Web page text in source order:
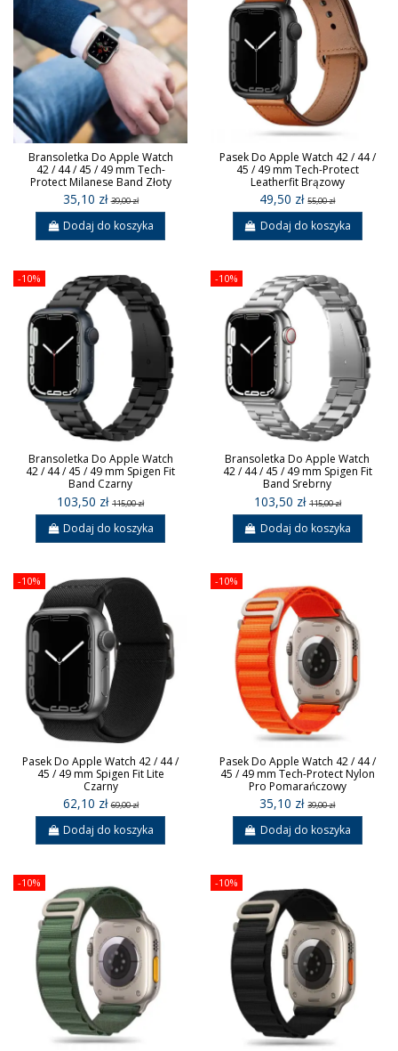
Bransoletka Do Apple Watch
42 / 44 / 45 / 49 mm Tech-
Protect Milanese Band Złoty
35,10 zł39,00 zł
Dodaj do koszyka
Pasek Do Apple Watch 42 / 44 /
45 / 49 mm Tech-Protect
Leatherfit Brązowy
49,50 zł55,00 zł
Dodaj do koszyka
-10%
Bransoletka Do Apple Watch
42 / 44 / 45 / 49 mm Spigen Fit
Band Czarny
103,50 zł115,00 zł
Dodaj do koszyka
-10%
Bransoletka Do Apple Watch
42 / 44 / 45 / 49 mm Spigen Fit
Band Srebrny
103,50 zł 115,00 zł
Dodaj do koszyka
-10%
Pasek Do Apple Watch 42 / 44 /
45 / 49 mm Spigen Fit Lite
Czarny
62,10 zł69,00 zł
Dodaj do koszyka
-10%
Pasek Do Apple Watch 42 / 44 /
45 / 49 mm Tech-Protect Nylon
Pro Pomarańczowy
35,10 zł39,00 zł
Dodaj do koszyka
-10% -10%